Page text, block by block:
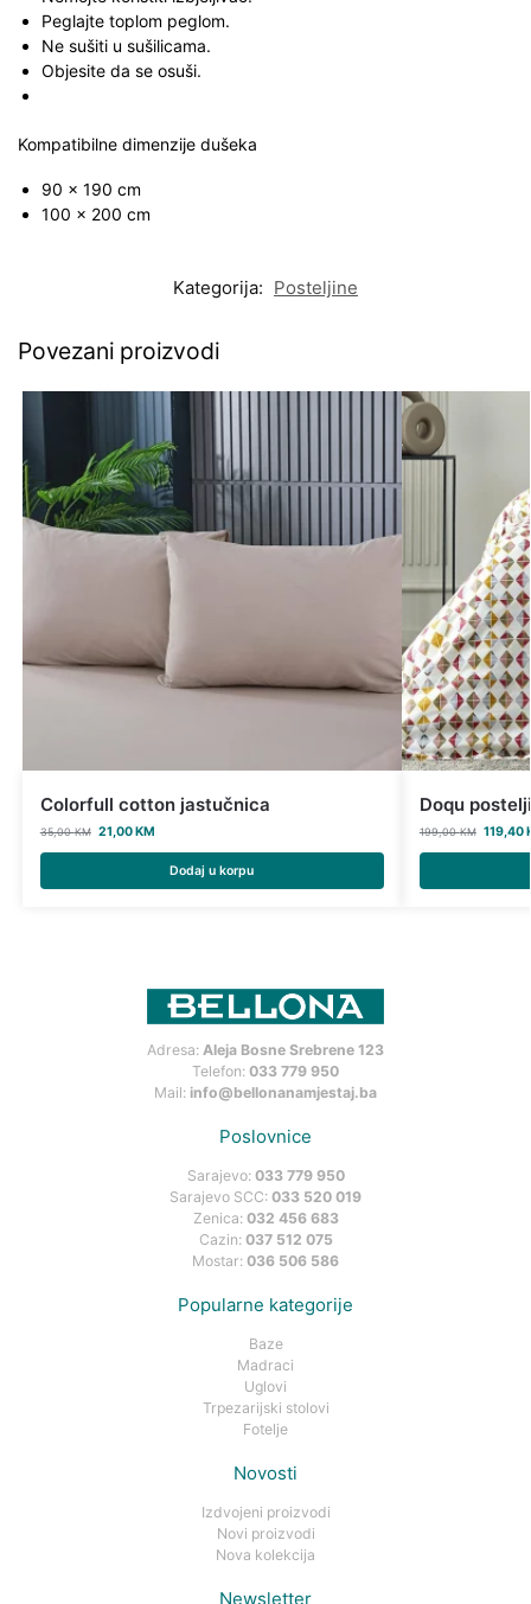
Peglajte toplom peglom.
Ne sušiti u sušilicama.
Objesite da se osuši.
Kompatibilne dimenzije dušeka
90 x 190 cm
100 x 200 cm
Kategorija: Posteljine
Povezani proizvodi
Colorfull cotton jastučnica
35,00KM 21,00KM
Dodaj u korpu
Doqu
199,00KM 119,40
Adresa: Aleja Bosne Srebrene 123
Telefon: 033 779 950
Mail: info@bellonanamjestaj.ba
Poslovnice
Sarajevo: 033 779 950
Sarajevo SCC: 033 520 019
Zenica: 032 456 683
Cazin: 037 512 075
Mostar: 036 506 586
Popularne kategorije
Baze
Madraci
Uglovi
Trpezarijski stolovi
Fotelje
Novosti
Izdvojeni proizvodi
Novi proizvodi
Nova kolekcija
Newsletter